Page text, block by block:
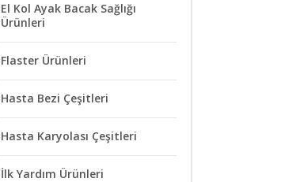
El Kol Ayak Bacak Sağlığı
Ürünleri
Flaster Ürünleri
Hasta Bezi Çeşitleri
Hasta Karyolası Çeşitleri
İlk Yardım Ürünleri